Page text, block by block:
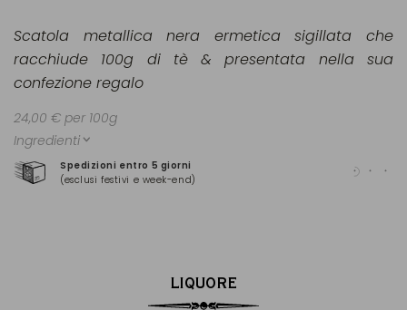
Spedizioni entro 5 giorni
(esclusi festivi e week-end)
Scatola metallica nera ermetica sigillata che
racchiude 100g di tè & presentata nella sua
confezione regalo
24,00 € per 100g
Ingredienti
LIQUORE